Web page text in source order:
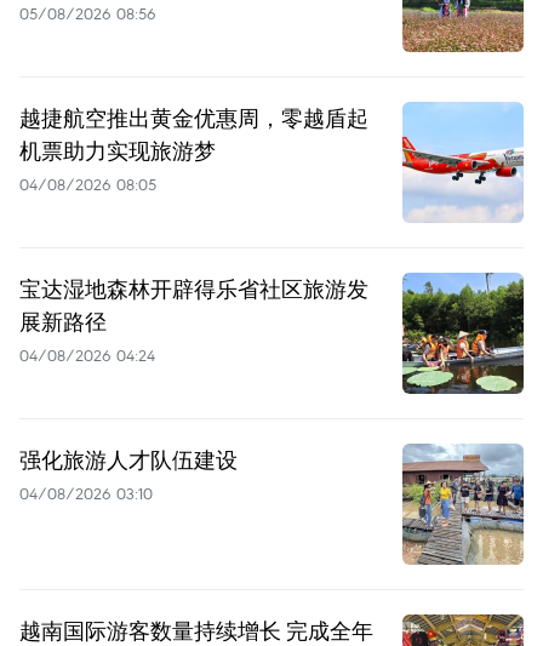
05/08/2026 08:56
越捷航空推出黄金优惠周，零越盾起
机票助力实现旅游梦
04/08/2026 08:05
宝达湿地森林开辟得乐省社区旅游发
展新路径
04/08/2026 04:24
强化旅游人才队伍建设
04/08/2026 03:10
越南国际游客数量持续增长 完成全年